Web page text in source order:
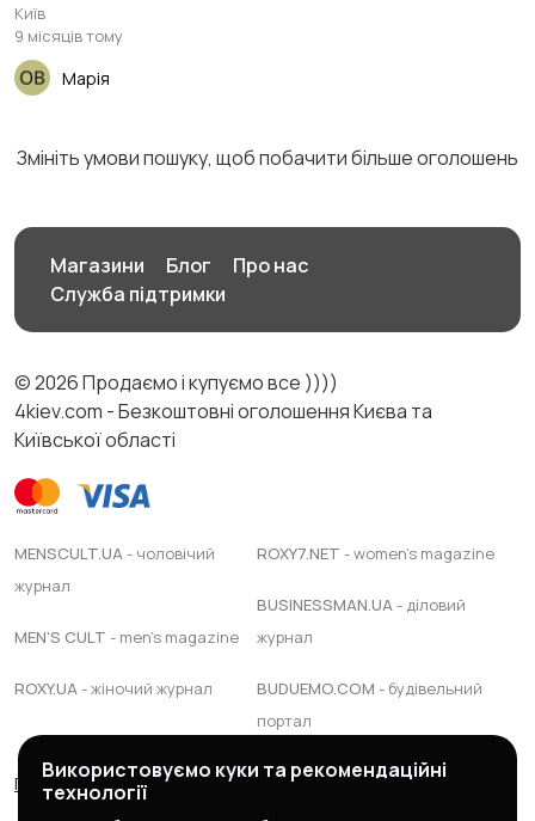
Київ
9 місяців тому
Марія
Змініть умови пошуку, щоб побачити більше оголошень
Магазини Блог
Про нас
Служба підтримки
© 2026 Продаємо і купуємо все ))))
4kiev.com - Безкоштовні оголошення Києва та
Київської області
MENSCULT.UA- чоловічий
журнал
MEN'S CULT - men's magazine
ROXY.UA- жіночий журнал
ROXY7.NET - women's magazine
BUSINESSMAN.UA- діловий
журнал
BUDUEMO.COM - будівельний
портал
Правила сервісу Політика конфіденційності
Використовуємо куки та рекомендаційні
технології